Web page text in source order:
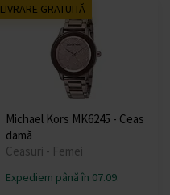
LIVRARE GRATUITĂ
Michael Kors MK6245 - Ceas
damă
Ceasuri - Femei
Expediem până în 07.09.